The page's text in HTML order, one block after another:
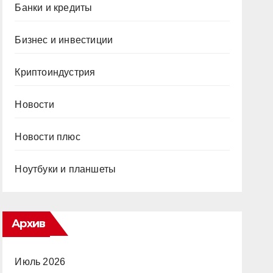
Банки и кредиты
Бизнес и инвестиции
Криптоиндустрия
Новости
Новости плюс
Ноутбуки и планшеты
Архив
Июль 2026